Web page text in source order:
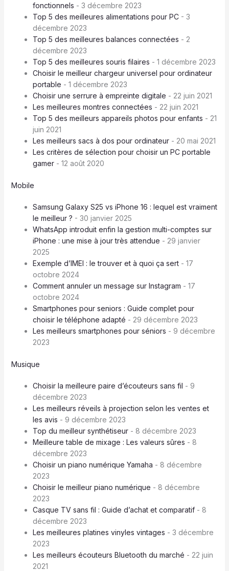
fonctionnels - 3 décembre 2023
Top 5 des meilleures alimentations pour PC- 3
décembre 2023
Top 5 des meilleures balances connectées - 2
décembre 2023
Top 5 des meilleures souris filaires - 1 décembre 2023
Choisir le meilleur chargeur universel pour ordinateur
portable - 1 décembre 2023
Choisir une serrure à empreinte digitale - 22 juin 2021
Les meilleures montres connectées - 22 juin 2021
Top 5 des meilleurs appareils photos pour enfants - 21
juin 2021
Les meilleurs sacs à dos pour ordinateur- 20 mai 2021
Les critères de sélection pour choisir un PC portable
gamer- 12 août 2020
Mobile
Samsung Galaxy S25 vs iPhone 16 : lequel est vraiment
le meilleur ? - 30 janvier 2025
WhatsApp introduit enfin la gestion multi-comptes sur
iPhone : une mise à jour très attendue - 29 janvier
2025
Exemple d’IMEI : le trouver et à quoi ça sert- 17
octobre 2024
Comment annuler un message sur Instagram - 17
octobre 2024
Smartphones pour seniors : Guide complet pour
choisir le téléphone adapté - 29 décembre 2023
Les meilleurs smartphones pour séniors - 9 décembre
2023
Musique
Choisir la meilleure paire d’écouteurs sans fil - 9
décembre 2023
Les meilleurs réveils à projection selon les ventes et
les avis - 9 décembre 2023
Top du meilleur synthétiseur- 8 décembre 2023
Meilleure table de mixage : Les valeurs sûres - 8
décembre 2023
Choisir un piano numérique Yamaha - 8 décembre
2023
Choisir le meilleur piano numérique - 8 décembre
2023
Casque TV sans fil : Guide d’achat et comparatif- 8
décembre 2023
Les meilleures platines vinyles vintages - 3 décembre
2023
Les meilleurs écouteurs Bluetooth du marché - 22 juin
2021